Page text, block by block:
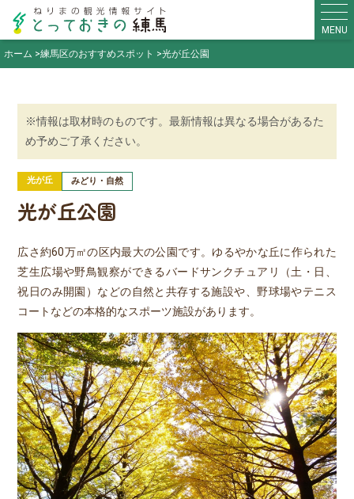
MENU
ホーム
練馬区のおすすめスポット 光が丘公園
※情報は取材時のものです。最新情報は異なる場合があるた
め予めご了承ください。
光が丘 みどり・自然
光が丘公園
広さ約60万㎡の区内最大の公園です。ゆるやかな丘に作られた
芝生広場や野鳥観察ができるバードサンクチュアリ（土・日、
祝日のみ開園）などの自然と共存する施設や、野球場やテニス
コートなどの本格的なスポーツ施設があります。